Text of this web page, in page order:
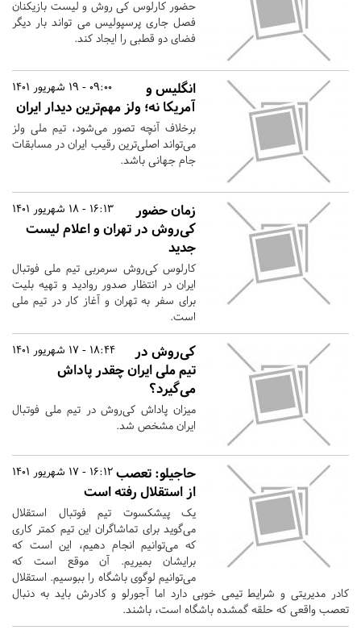
حضور کارلوس کی روش و لیست بازیکنان
فصل جاری پرسپولیس می تواند بار دیگر
فضای دو قطبی را ایجاد کند.
09:00 - 19 شهریور 1401
انگلیس و
آمریکا نه؛ ولز مهم‌ترین دیدار ایران
برخلاف آنچه تصور می‌شود، تیم ملی ولز
می‌تواند اصلی‌ترین رقیب ایران در مسابقات
جام جهانی باشد.
16:13 - 18 شهریور 1401
زمان حضور
کی‌روش در تهران و اعلام لیست
جدید
کارلوس کی‌روش سرمربی تیم ملی فوتبال
ایران در انتظار صدور روادید و تهیه بلیت
برای سفر به تهران و آغاز کار در تیم ملی
است.
18:44 - 17 شهریور 1401
کی‌روش در
تیم ملی ایران چقدر پاداش
می‌گیرد؟
میزان پاداش کی‌روش در تیم ملی فوتبال
ایران مشخص شد.
16:12 - 17 شهریور 1401 حاجیلو: تعصب
از استقلال رفته است
یک پیشکسوت تیم فوتبال استقلال
می‌گوید برای تماشاگران این تیم کمتر کاری
که می‌توانیم انجام دهیم، این است که
برایشان بمیریم. آن موقع است که
می‌توانیم لوگوی باشگاه را ببوسیم. استقلال
کادر مدیریتی و شرایط تیمی خوبی دارد اما آجورلو و کادرش باید به دنبال
تعصب واقعی که حلقه گمشده باشگاه است، باشند.